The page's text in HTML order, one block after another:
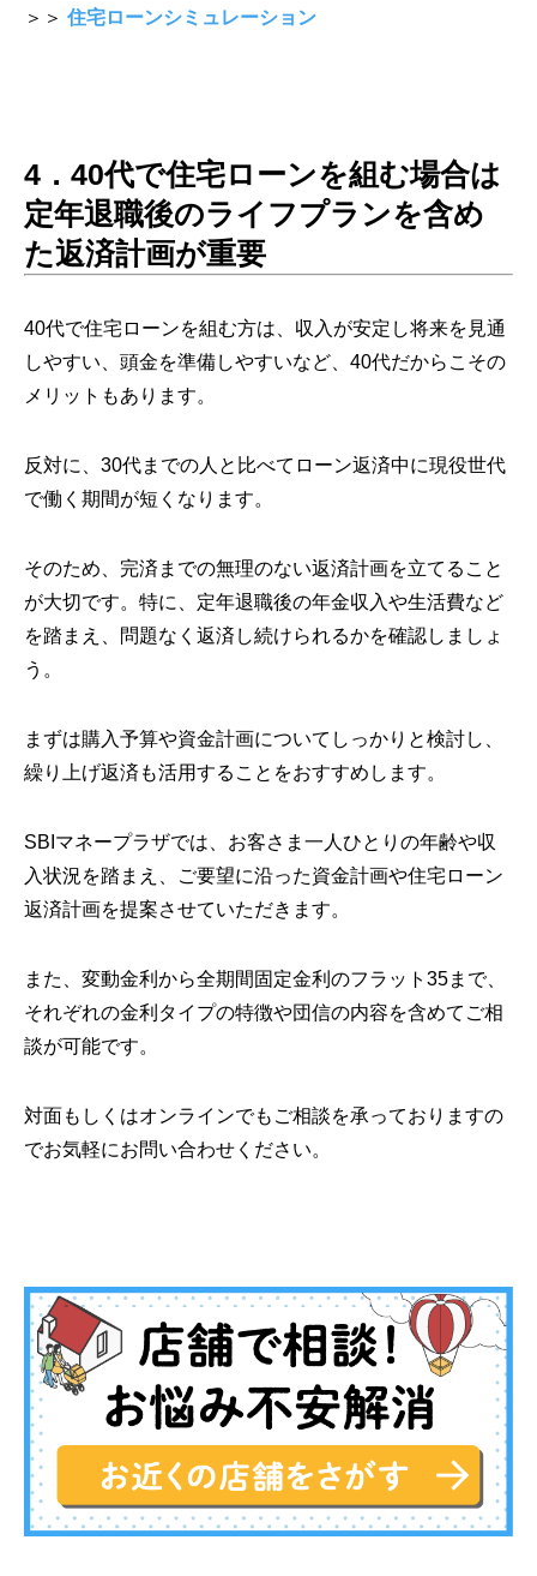
＞＞ 住宅ローンシミュレーション
4． 40代で住宅ローンを組む場合は
定年退職後のライフプランを含め
た返済計画が重要
40代で住宅ローンを組む方は、収入が安定し将来を見通
しやすい、頭金を準備しやすいなど、40代だからこその
メリットもあります。
反対に、30代までの人と比べてローン返済中に現役世代
で働く期間が短くなります。
そのため、完済までの無理のない返済計画を立てること
が大切です。特に、定年退職後の年金収入や生活費など
を踏まえ、問題なく返済し続けられるかを確認しましょ
う。
まずは購入予算や資金計画についてしっかりと検討し、
繰り上げ返済も活用することをおすすめします。
SBIマネープラザでは、お客さま一人ひとりの年齢や収
入状況を踏まえ、ご要望に沿った資金計画や住宅ローン
返済計画を提案させていただきます。
また、変動金利から全期間固定金利のフラット35まで、
それぞれの金利タイプの特徴や団信の内容を含めてご相
談が可能です。
対面もしくはオンラインでもご相談を承っておりますの
でお気軽にお問い合わせください。